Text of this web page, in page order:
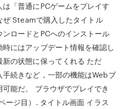
は「普通にPCゲームをプレイす
ぜ Steamで購入したタイトル
ロードとPCへのインストール
にはアップデート情報を確認し
の状態に保ってくれる ただ
手続きなど，一部の機能はWebブ
能だ。 ブラウザでプレイでき
ージ目）. タイトル画面 イラス